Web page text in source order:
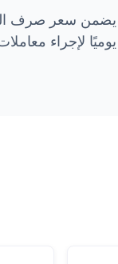
يوميًا لإجراء